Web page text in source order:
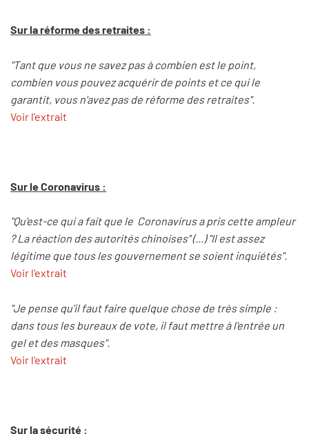
Sur la réforme des retraites :
"Tant que vous ne savez pas à combien est le point,
combien vous pouvez acquérir de points et ce qui le
garantit, vous n'avez pas de réforme des retraites".
Voir l'extrait
Sur le Coronavirus :
"Qu'est-ce qui a fait que le Coronavirus a pris cette ampleur
? La réaction des autorités chinoises" (...) "Il est assez
légitime que tous les gouvernement se soient inquiétés".
Voir l'extrait
"Je pense qu'il faut faire quelque chose de très simple :
dans tous les bureaux de vote, il faut mettre à l'entrée un
gel et des masques".
Voir l'extrait
Sur la sécurité :